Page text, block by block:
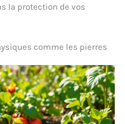
la protection de vos
comme les pierres